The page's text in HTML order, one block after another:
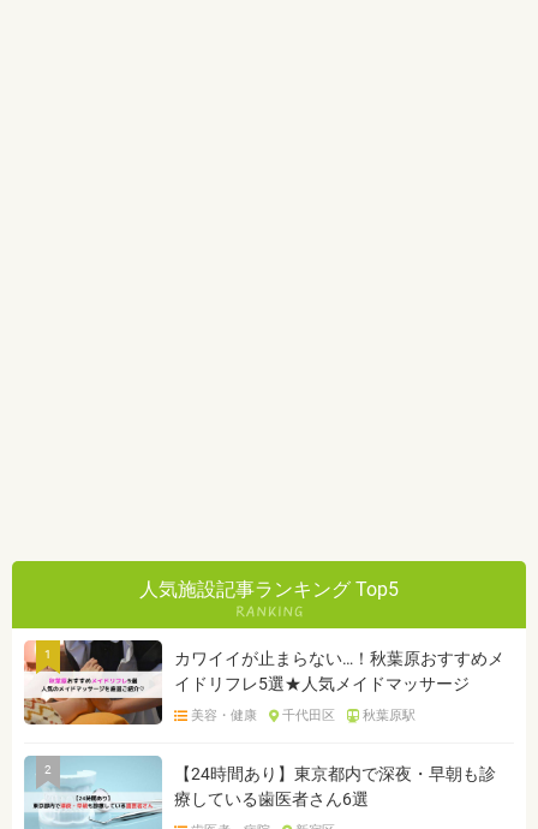
人気施設記事ランキング Top5
1
カワイイが止まらない…！秋葉原おすすめメ
イドリフレ5選★人気メイドマッサージ
美容・健康 千代田区 秋葉原駅
2
【24時間あり】東京都内で深夜・早朝も診
療している歯医者さん6選